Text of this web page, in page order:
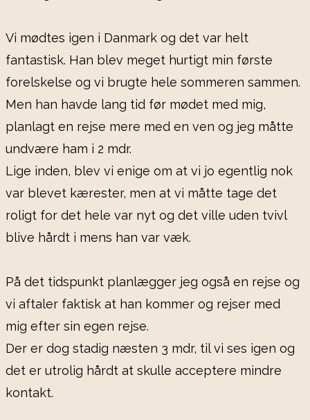
Vi mødtes igen i Danmark og det var helt
fantastisk. Han blev meget hurtigt min første
forelskelse og vi brugte hele sommeren sammen.
Men han havde lang tid før mødet med mig,
planlagt en rejse mere med en ven og jeg måtte
undvære ham i 2 mdr.
Lige inden, blev vi enige om at vi jo egentlig nok
var blevet kærester, men at vi måtte tage det
roligt for det hele var nyt og det ville uden tvivl
blive hårdt i mens han var væk.
På det tidspunkt planlægger jeg også en rejse og
vi aftaler faktisk at han kommer og rejser med
mig efter sin egen rejse.
Der er dog stadig næsten 3 mdr, til vi ses igen og
det er utrolig hårdt at skulle acceptere mindre
kontakt.